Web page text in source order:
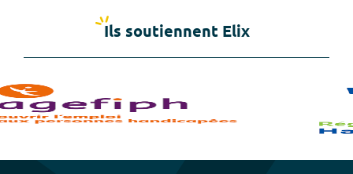
Ils soutiennent Elix